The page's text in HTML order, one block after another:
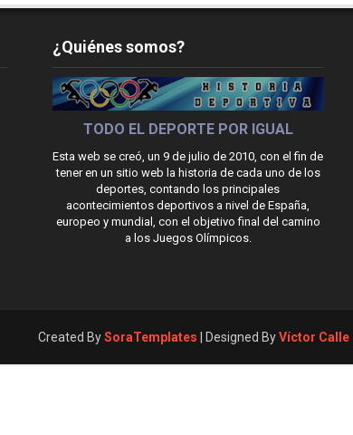
¿Quiénes somos?
TODO EL DEPORTE POR IGUAL
Esta web se creó, un 9 de julio de 2010, con el fin de
tener en un sitio web la historia de cada uno de los
deportes, contando los principales
acontecimientos deportivos a nivel de España,
europeo y mundial, con el objetivo final del camino
a los Juegos Olímpicos.
Created BySoraTemplates | Designed ByVíctor Calle